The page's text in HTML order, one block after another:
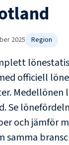
2025 Region
officiell
. Medellönen
Se
och jämför
samma